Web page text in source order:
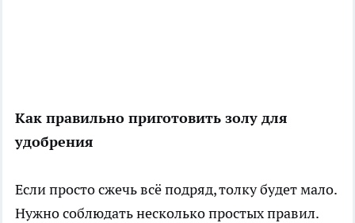
Как правильно приготовить золу для
удобрения
Если просто сжечь всё подряд, толку будет мало.
Нужно соблюдать несколько простых правил.